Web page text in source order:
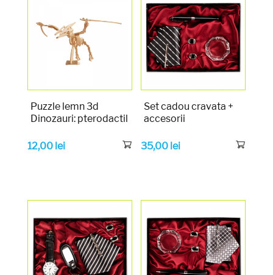
Puzzle lemn 3d
Dinozauri: pterodactil
12,00 lei
Set cadou cravata +
accesorii
35,00 lei